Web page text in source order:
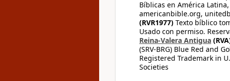
Bíblicas en América
americanbible.org,
(RVR1977) Texto bíblico
Usado con permiso.
Reina-Valera Antigua
(SRV-BRG) Blue Red and
Registered Trademark in
Societies